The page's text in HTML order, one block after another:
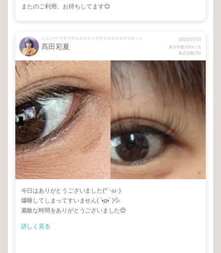
またのご利用、お待ちしてます😊
メニュー/ プチプラエクステ + プチプラエクステフラット
髙田彩夏
2023/07/07
来店年数/1年6ヶ月
来店回数/7回
今日はありがとうございました(*`･ω･)ゞ
爆睡してしまってすいません( ´•д•` )💦
素敵な時間をありがとうございました😍
詳しく見る